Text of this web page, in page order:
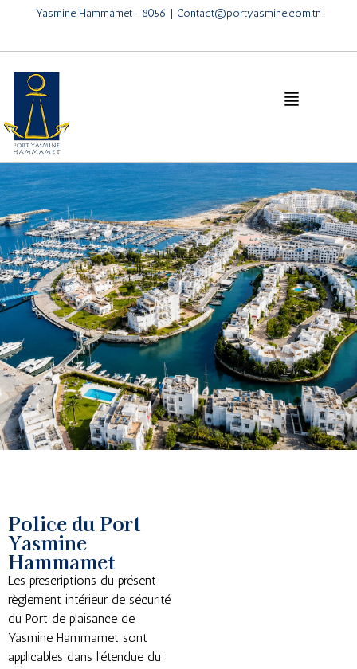
Yasmine Hammamet- 8056 | Contact@portyasmine.com.tn
Police du Port
Yasmine
Hammamet
Les prescriptions du présent
règlement intérieur de sécurité
du Port de plaisance de
Yasmine Hammamet sont
applicables dans l’étendue du